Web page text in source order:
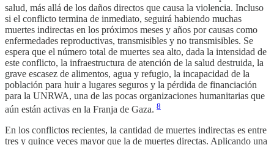
salud, más allá de los daños directos que causa la violencia. Incluso
si el conflicto termina de inmediato, seguirá habiendo muchas
muertes indirectas en los próximos meses y años por causas como
enfermedades reproductivas, transmisibles y no transmisibles. Se
espera que el número total de muertes sea alto, dada la intensidad de
este conflicto, la infraestructura de atención de la salud destruida, la
grave escasez de alimentos, agua y refugio, la incapacidad de la
población para huir a lugares seguros y la pérdida de financiación
para la UNRWA, una de las pocas organizaciones humanitarias que
aún están activas en la Franja de Gaza. 8
En los conflictos recientes, la cantidad de muertes indirectas es entre
tres y quince veces mayor que la de muertes directas. Aplicando una